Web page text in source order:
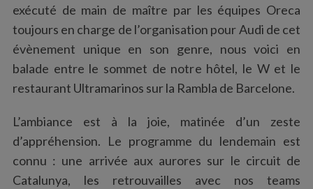
exécuté de main de maître par les équipes Oreca
toujours en charge de l’organisation pour Audi de cet
évènement unique en son genre, nous voici en
balade entre le sommet de notre hôtel, le W et le
restaurant Ultramarinos sur la Rambla de Barcelone.
L’ambiance est à la joie, matinée d’un zeste
d’appréhension. Le programme du lendemain est
connu : une arrivée aux aurores sur le circuit de
Catalunya, les retrouvailles avec nos teams